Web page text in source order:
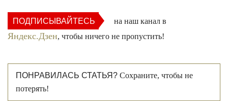
ПОДПИСЫВАЙТЕСЬ на наш канал в
Яндекс.Дзен, чтобы ничего не пропустить!
ПОНРАВИЛАСЬ СТАТЬЯ? Сохраните, чтобы не
потерять!